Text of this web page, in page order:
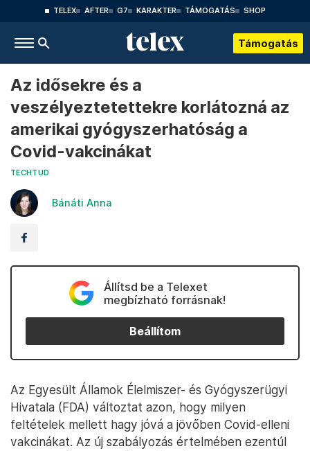
TELEX AFTER G7 KARAKTER TÁMOGATÁS SHOP
Támogatás
Az idősekre és a
veszélyeztetettekre korlátozná az
amerikai gyógyszerhatóság a
Covid-vakcinákat
TECHTUD
Bánáti Anna
Állítsd be a Telexet
megbízható forrásnak!
Beállítom
Az Egyesült Államok Élelmiszer- és Gyógyszerügyi
Hivatala (FDA) változtat azon, hogy milyen
feltételek mellett hagy jóvá a jövőben Covid-elleni
vakcinákat. Az új szabályozás értelmében ezentúl